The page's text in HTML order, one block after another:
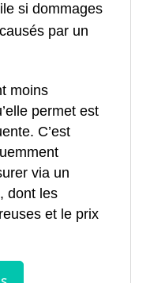
si dommages
par un
moins
permet est
C’est
via un
dont les
et le prix